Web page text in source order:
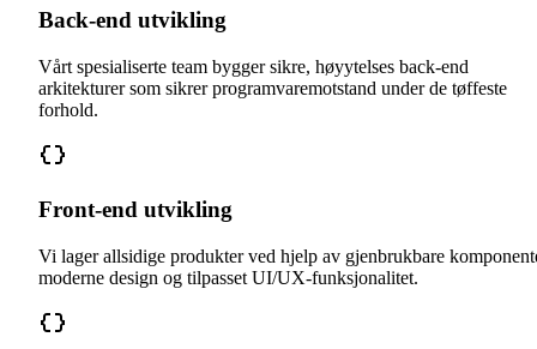
Back-end utvikling
Vårt spesialiserte team bygger sikre, høyytelses back-end
arkitekturer som sikrer programvaremotstand under de tøffeste
forhold.
Front-end utvikling
Vi lager allsidige produkter ved hjelp av gjenbrukbare
moderne design og tilpasset UI/UX-funksjonalitet.